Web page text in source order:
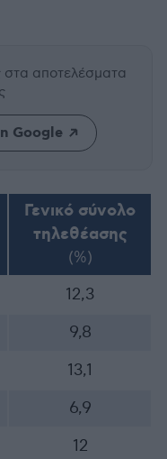
στα αποτελέσματα
Google
Γενικό σύνολο
τηλεθέασης
(%)
12,3
9,8
13,1
6,9
12